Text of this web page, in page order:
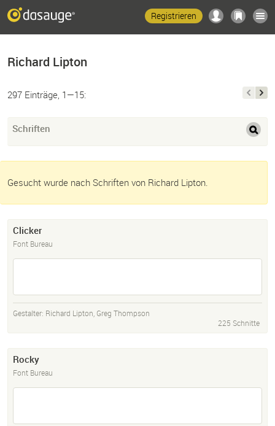
Registrieren
Richard Lipton
297 Einträge, 1—15:
Schriften
Gesucht wurde nach Schriften von Richard Lipton.
Clicker
Font Bureau
Gestalter: Richard Lipton, Greg Thompson
225 Schnitte
Rocky
Font Bureau